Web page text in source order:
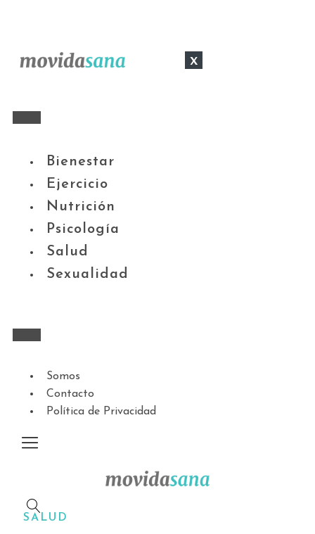
x
Bienestar
Ejercicio
Nutrición
Psicología
Salud
Sexualidad
Somos
Contacto
Política de Privacidad
SALUD